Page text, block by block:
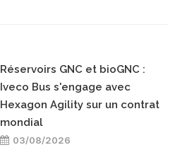
Réservoirs GNC et bioGNC :
Iveco Bus s'engage avec
Hexagon Agility sur un contrat
mondial
03/08/2026